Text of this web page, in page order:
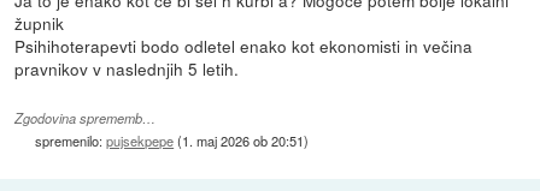
župnik
Psihihoterapevti bodo odletel enako kot ekonomisti in večina
pravnikov v naslednjih 5 letih.
Zgodovina sprememb…
spremenilo:pujsekpepe(1. maj 2026 ob 20:51)